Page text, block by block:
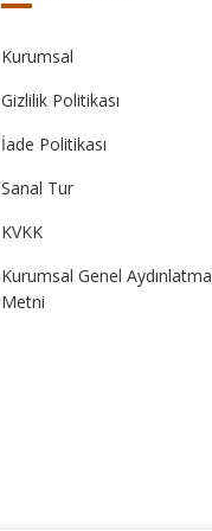
Kurumsal
Gizlilik Politikası
İade Politikası
Sanal Tur
KVKK
Kurumsal Genel Aydınlatma
Metni